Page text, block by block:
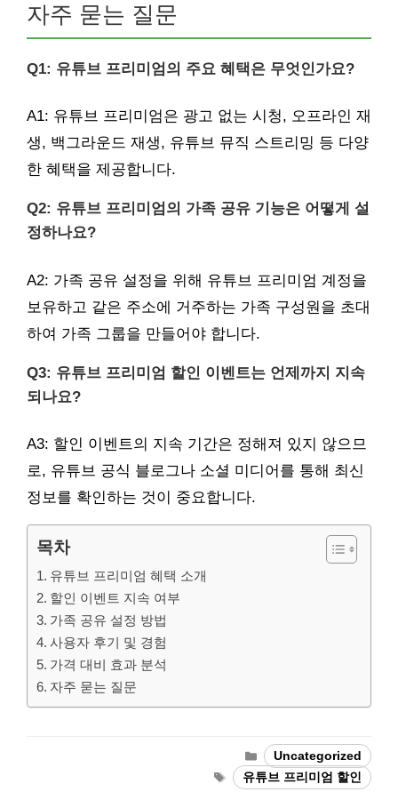
자주 묻는 질문
Q1: 유튜브 프리미엄의 주요 혜택은 무엇인가요?
A1: 유튜브 프리미엄은 광고 없는 시청, 오프라인 재
생, 백그라운드 재생, 유튜브 뮤직 스트리밍 등 다양
한 혜택을 제공합니다.
Q2: 유튜브 프리미엄의 가족 공유 기능은 어떻게 설
정하나요?
A2: 가족 공유 설정을 위해 유튜브 프리미엄 계정을
보유하고 같은 주소에 거주하는 가족 구성원을 초대
하여 가족 그룹을 만들어야 합니다.
Q3: 유튜브 프리미엄 할인 이벤트는 언제까지 지속
되나요?
A3: 할인 이벤트의 지속 기간은 정해져 있지 않으므
로, 유튜브 공식 블로그나 소셜 미디어를 통해 최신
정보를 확인하는 것이 중요합니다.
목차
유튜브 프리미엄 혜택 소개
할인 이벤트 지속 여부
가족 공유 설정 방법
사용자 후기 및 경험
가격 대비 효과 분석
자주 묻는 질문
Categories
Uncategorized
Tags유튜브 프리미엄 할인